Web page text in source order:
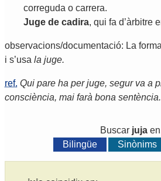
correguda o carrera.
Juge de cadira, qui fa d’àrbitre
observacions/documentació: La
i s’usa la juge.
ref. Qui pare ha per juge, segur va a
consciència, mai farà bona sentència.
Buscar juja
Bilingüe
Sinònims